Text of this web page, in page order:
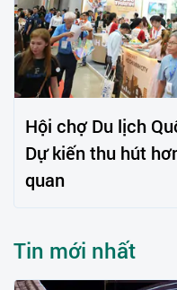
Hội chợ Du lịch
Dự kiến thu hút
quan
Tin mới nhất